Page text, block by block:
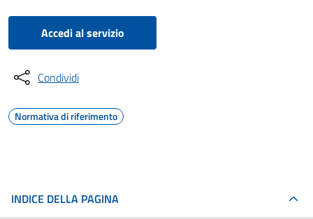
Accedi al servizio
Condividi
Normativa di riferimento
INDICE DELLA PAGINA